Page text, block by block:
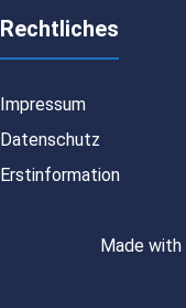
Rechtliches
Impressum
Datenschutz
Erstinformation
Made with